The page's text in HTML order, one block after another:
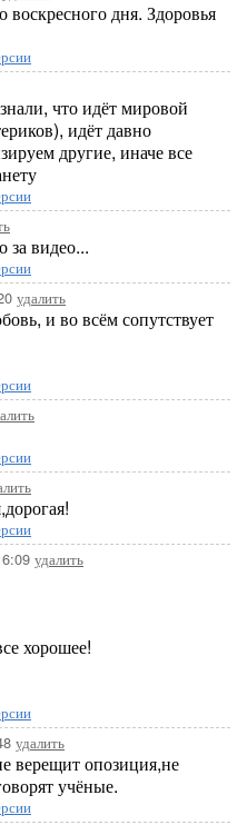
воскресного дня. Здоровья
что идёт мировой
идёт давно
другие, иначе все
за видео...
удалить
и во всём сопутствует
удалить
хорошее!
удалить
верещит опозиция,не
учёные.